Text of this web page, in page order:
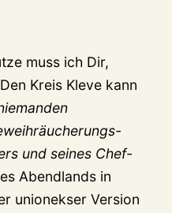
muss ich Dir,
Kreis Kleve kann
und seines Chef-
Abendlands in
unionekser Version